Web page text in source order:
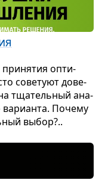
при­ня­тия опти­
сове­туют дове­
тща­тель­ный ана­
Почему
выбор?..